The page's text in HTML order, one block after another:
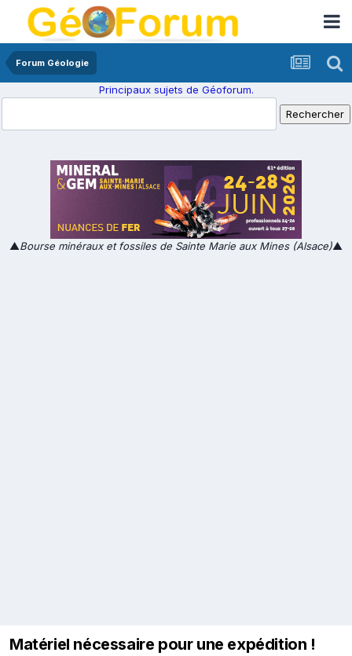
Forum Géologie
Principaux sujets de Géoforum.
▲Bourse minéraux et fossiles de Sainte Marie aux Mines (Alsace)▲
Matériel nécessaire pour une expédition !